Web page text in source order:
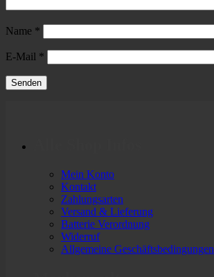
Name *
E-Mail *
Mein Konto
Kontakt
Zahlungsarten
Versand & Lieferung
Batterie Verordnung
Widerruf
Allgemeine Geschäftsbedingungen